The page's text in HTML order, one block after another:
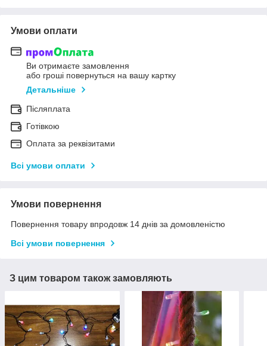
Умови оплати
Ви отримаєте замовлення
або гроші повернуться на вашу картку
Детальніше
Післяплата
Готівкою
Оплата за реквізитами
Всі умови оплати
Умови повернення
Повернення товару впродовж 14 днів за домовленістю
Всі умови повернення
З цим товаром також замовляють